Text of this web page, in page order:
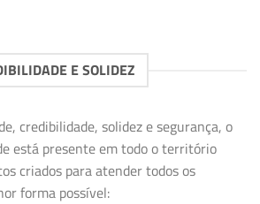
E SOLIDEZ
credibilidade, solidez e segurança, o
está presente em todo o território
criados para atender todos os
forma possível: